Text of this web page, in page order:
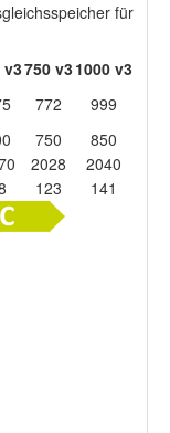
für
v3750 v31000 v3
772
999
750
850
2028
2040
123
141